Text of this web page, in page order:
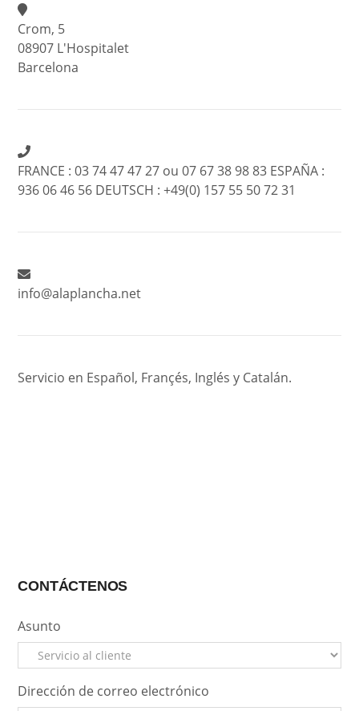
Crom, 5
08907 L'Hospitalet
Barcelona
FRANCE : 03 74 47 47 27 ou 07 67 38 98 83 ESPAÑA :
936 06 46 56 DEUTSCH : +49(0) 157 55 50 72 31
info@alaplancha.net
Servicio en Español, Françés, Inglés y Catalán.
CONTÁCTENOS
Asunto
Dirección de correo electrónico